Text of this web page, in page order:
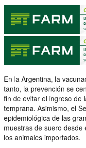
En la Argentina, la
tanto, la prevención se
fin de evitar el ingreso de
temprana. Asimismo, el
epidemiológica de las
muestras de suero
los animales importados.